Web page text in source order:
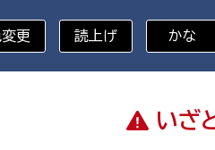
いざ
更 読上げ かな